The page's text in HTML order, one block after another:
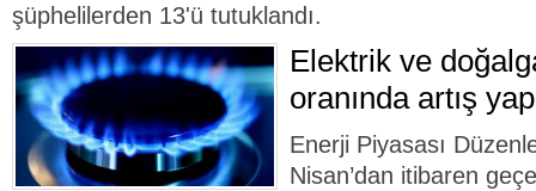
şüphelilerden 13'ü tutuklandı.
Elektrik ve
oranında artış
Enerji Piyasası
Nisan’dan itibaren